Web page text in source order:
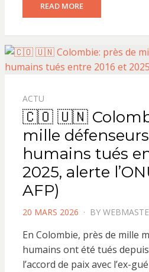
READ MORE
ACTU
🇨🇴 🇺🇳
mille
humains tués
2025, alerte
AFP)
POSTED
20 MARS 2026 BY
En Colombie, près de mille
humains ont été tués
l’accord de paix avec l’ex-